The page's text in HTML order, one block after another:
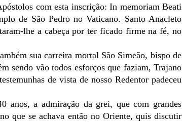
com esta inscrição: In memoriam Beati
de São Pedro no Vaticano. Santo Anacleto
lhe a cabeça por ter ficado firme na fé, no
sua carreira mortal São Simeão, bispo de
sendo vão todos esforços que faziam, Trajano
de vista de nosso Redentor padeceu
anos, a admiração da grei, que com grandes
que se achava então no Oriente, quis discutir